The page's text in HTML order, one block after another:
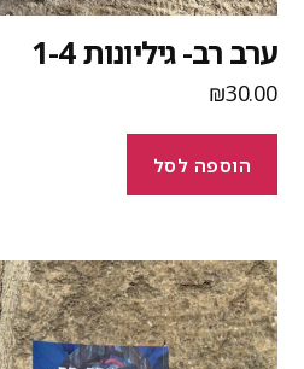
רב- גיליונות 1-4
₪
הוספה לסל